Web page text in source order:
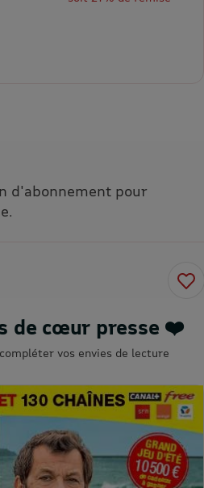
d'abonnement pour
de cœur presse ❤️
vos envies de lecture